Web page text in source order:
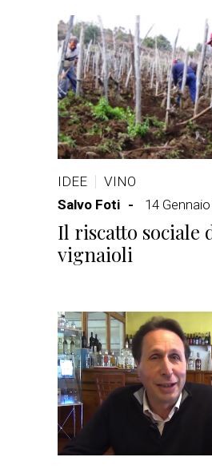
IDEE
VINO
Salvo Foti
14
Il riscatto sociale
vignaioli